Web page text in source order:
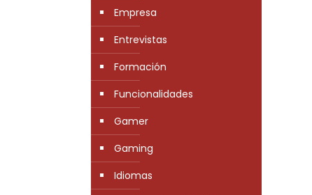
Empresa
Entrevistas
Formación
Funcionalidades
Gamer
Gaming
Idiomas